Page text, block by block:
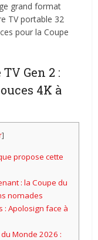
grand format
TV portable 32
pour la Coupe
Gen 2 :
4K à
]
propose cette
: la Coupe du
nomades
: Apolosign face à
Monde 2026 :